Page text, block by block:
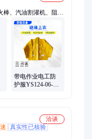
、汽油割灌机、阻燃
涤纶长丝软管、森林
高扬程接力水泵、火
带电作业电工防
护服YS124-06-04
洽谈
真实性已核验